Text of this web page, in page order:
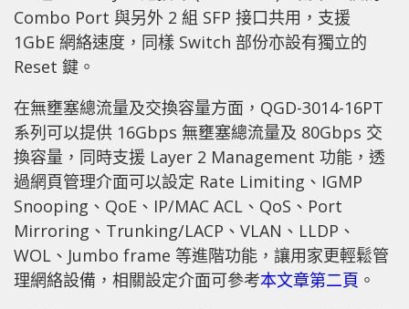
Combo Port 與另外 2 組 SFP 接口共用，支援
1GbE 網絡速度，同樣 Switch 部份亦設有獨立的
Reset 鍵。
在無壅塞總流量及交換容量方面，QGD-3014-16PT
系列可以提供 16Gbps 無壅塞總流量及 80Gbps 交
換容量，同時支援 Layer 2 Management 功能，透
過網頁管理介面可以設定 Rate Limiting、IGMP
Snooping、QoE、IP/MAC ACL、QoS、Port
Mirroring、Trunking/LACP、VLAN、LLDP、
WOL、Jumbo frame 等進階功能，讓用家更輕鬆管
理網絡設備，相關設定介面可參考本文章第二頁 。